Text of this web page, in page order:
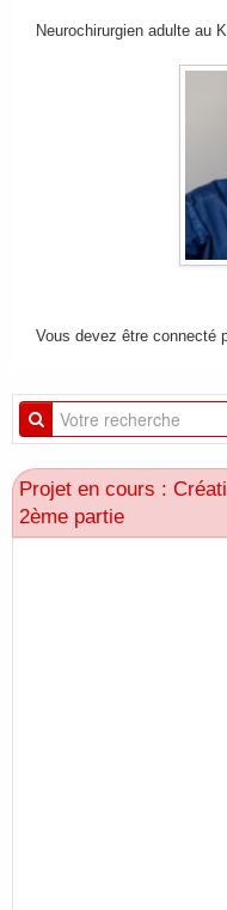
Neurochirurgien adulte au
Vous devez être connecté
Projet en cours :
2ème partie